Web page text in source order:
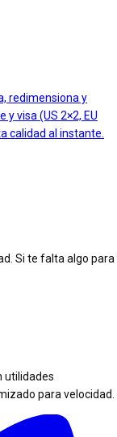
redimensiona y
visa (US 2×2, EU
calidad al instante.
Si te falta algo para
utilidades
para velocidad.